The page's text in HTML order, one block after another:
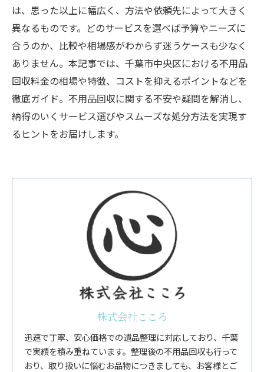
は、思った以上に幅広く、方法や依頼先によって大きく
異なるものです。どのサービスを選べば予算やニーズに
合うのか、比較や相場感がわからず迷うケースも少なく
ありません。本記事では、千葉市中央区における不用品
回収料金の相場や特徴、コストを抑えるポイントなどを
徹底ガイド。不用品回収に関する不安や疑問を解消し、
納得のいくサービス選びやスムーズな処分方法を実現す
るヒントをお届けします。
株式会社こころ
迅速で丁寧、安心価格での遺品整理に対応しており、千葉
で実績を積み重ねています。整理後の不用品回収も行って
おり、取り扱いに悩むお品物につきましても、お客様とご